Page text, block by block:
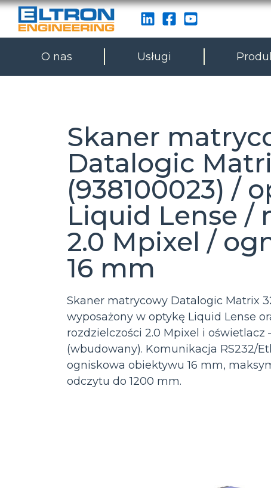
O nas Usługi
Skaner
Datalogic
(938100023) /
Liquid Lense /
2.0 Mpixel /
16 mm
Skaner matrycowy Datalogic Matrix
wyposażony w optykę Liquid Lense
rozdzielczości 2.0 Mpixel i oświetlacz
(wbudowany). Komunikacja RS232/
ogniskowa obiektywu 16 mm,
odczytu do 1200 mm.